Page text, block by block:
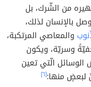
من الشّرك، بل
بالإنسان لذلك،
والمعاصي المرتكبة،
وسريّة، ويكون
الّتي تعين
لبعضٍ منها:[٦]